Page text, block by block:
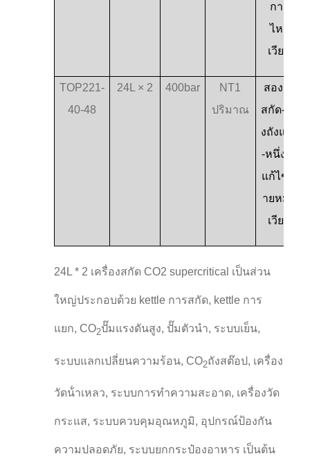
การ
ไหล
เวียน
TOP221-
40-48
24L × 2 400bar
NT1
ปริมาณ
สองถัง
สกัด-สอ
งถังแยก
-หนึ่งถัง
แก้ไข ส
ายหมุน
เวียน
24L * 2 เครื่องสกัด CO2 supercritical เป็นส่วน
ใหญ่ประกอบด้วย kettle การสกัด, kettle การ
แยก, CO2ปั๊มแรงดันสูง, ปั๊มตัวนํา, ระบบเย็น,
ระบบแลกเปลี่ยนความร้อน, CO2ถังสต๊อป, เครื่อง
วัดน้ําเหลว, ระบบการทําความสะอาด, เครื่องวัด
กระแส, ระบบควบคุมอุณหภูมิ, อุปกรณ์ป้องกัน
ความปลอดภัย, ระบบยกกระป๋องอาหาร เป็นต้น